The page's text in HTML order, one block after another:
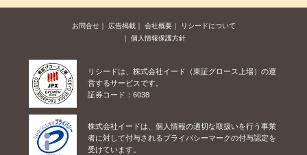
お問合せ 広告掲載 会社概要
リシードについて
個人情報保護方針
リシードは、株式会社イード（東証グロース上場）の運
営するサービスです。
証券コード：6038
株式会社イードは、個人情報の適切な取扱いを行う事業
者に対して付与されるプライバシーマークの付与認定を
受けています。